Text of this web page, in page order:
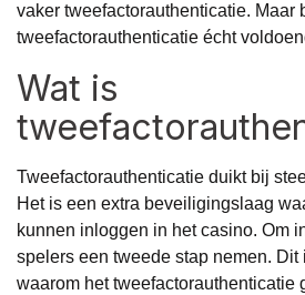
vaker tweefactorauthenticatie. Maar
tweefactorauthenticatie écht
Wat is
Tweefactorauthenticatie duikt bij
Het is een extra beveiligingslaag
kunnen inloggen in het casino. Om
spelers een tweede stap nemen. Dit
waarom het tweefactorauthenticatie